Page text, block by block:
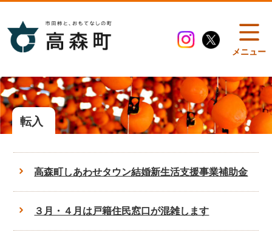
メニュー
転入
高森町しあわせタウン結婚新生活支援事業補助金
３月・４月は戸籍住民窓口が混雑します